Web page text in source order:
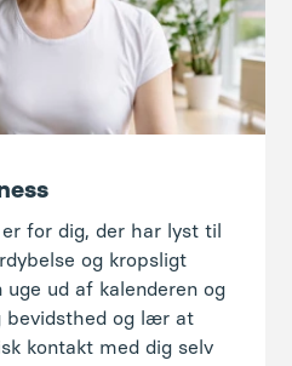
for dig, der har lyst til
og kropsligt
ud af kalenderen og
kontakt med dig selv
på værelset.